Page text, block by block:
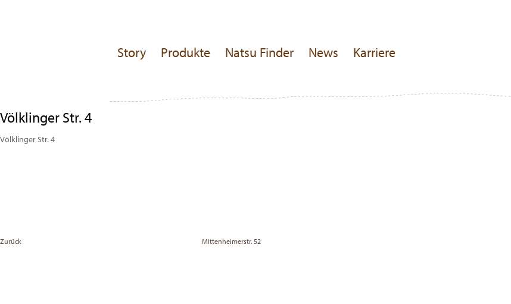
Story Produkte Natsu Finder News Karriere
Völklinger Str. 4
Völklinger Str. 4
Zurück
Mittenheimerstr. 52